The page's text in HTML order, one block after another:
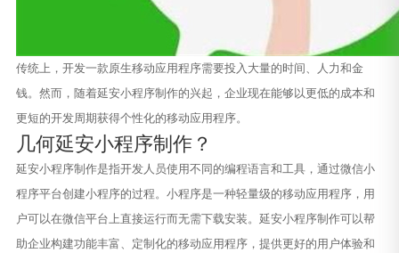
传统上，开发一款原生移动应用程序需要投入大量的时间、人力和金
钱。然而，随着延安小程序制作的兴起，企业现在能够以更低的成本和
更短的开发周期获得个性化的移动应用程序。
几何延安小程序制作？
延安小程序制作是指开发人员使用不同的编程语言和工具，通过微信小
程序平台创建小程序的过程。小程序是一种轻量级的移动应用程序，用
户可以在微信平台上直接运行而无需下载安装。延安小程序制作可以帮
助企业构建功能丰富、定制化的移动应用程序，提供更好的用户体验和